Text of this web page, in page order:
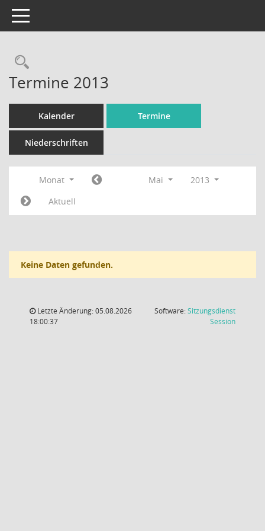
Toggle navigation
Rechercheauswahl
Termine 2013
Kalender Termine
Niederschriften
Monat Mai
2013
Aktuell
Keine Daten gefunden.
Letzte Änderung: 05.08.2026
18:00:37
Software:Sitzungsdienst
Session(Wird in